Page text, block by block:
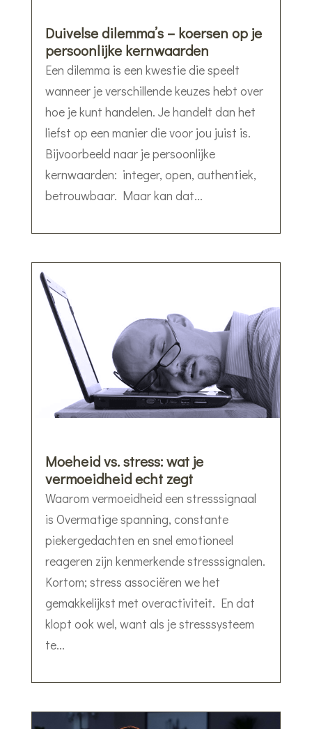
Duivelse dilemma’s – koersen op je
persoonlijke kernwaarden
Een dilemma is een kwestie die speelt
wanneer je verschillende keuzes hebt over
hoe je kunt handelen. Je handelt dan het
liefst op een manier die voor jou juist is.
Bijvoorbeeld naar je persoonlijke
kernwaarden: integer, open, authentiek,
betrouwbaar. Maar kan dat...
Moeheid vs. stress: wat je
vermoeidheid echt zegt
Waarom vermoeidheid een stresssignaal
is Overmatige spanning, constante
piekergedachten en snel emotioneel
reageren zijn kenmerkende stresssignalen.
Kortom; stress associëren we het
gemakkelijkst met overactiviteit. En dat
klopt ook wel, want als je stresssysteem
te...